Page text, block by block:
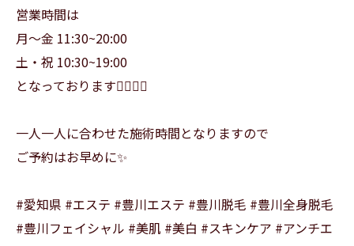
営業時間は
月〜金 11:30~20:00
土・祝 10:30~19:00
となっております💆🏻‍♀️✨
一人一人に合わせた施術時間となりますので
ご予約はお早めに✨
#愛知県 #エステ #豊川エステ #豊川脱毛 #豊川全身脱毛
#豊川フェイシャル #美肌 #美白 #スキンケア #アンチエ